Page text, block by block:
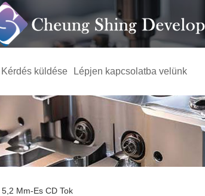
Kérdés küldése Lépjen kapcsolatba velünk
5,2 Mm-Es CD Tok